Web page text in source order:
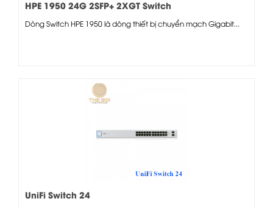
HPE 1950 24G 2SFP+ 2XGT Switch
Dòng Switch HPE 1950 là dòng thiết bị chuyển mạch Gigabit...
UniFi Switch 24